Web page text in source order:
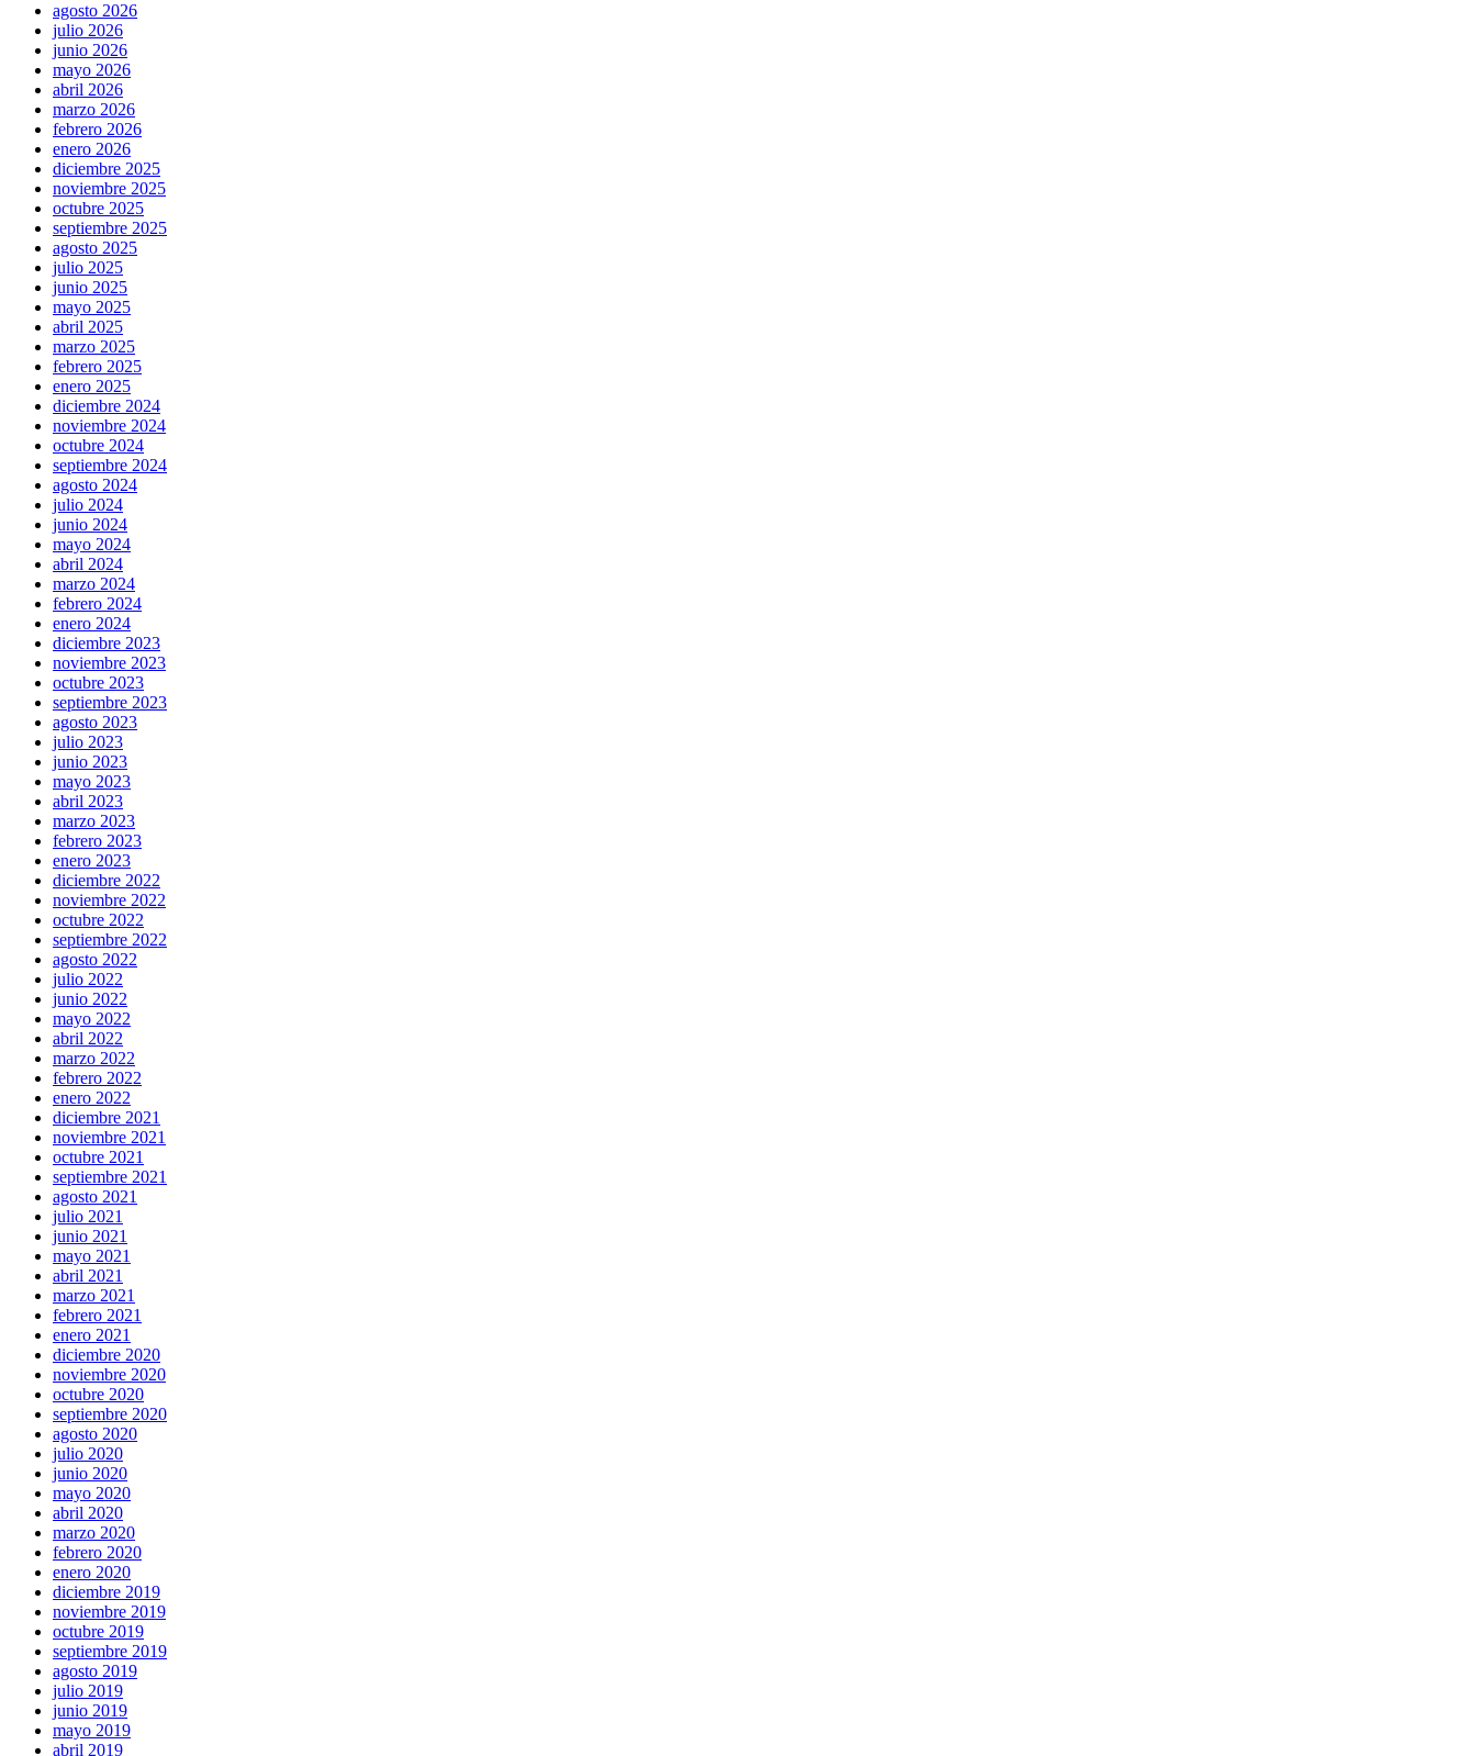
agosto 2026
julio 2026
junio 2026
mayo 2026
abril 2026
marzo 2026
febrero 2026
enero 2026
diciembre 2025
noviembre 2025
octubre 2025
septiembre 2025
agosto 2025
julio 2025
junio 2025
mayo 2025
abril 2025
marzo 2025
febrero 2025
enero 2025
diciembre 2024
noviembre 2024
octubre 2024
septiembre 2024
agosto 2024
julio 2024
junio 2024
mayo 2024
abril 2024
marzo 2024
febrero 2024
enero 2024
diciembre 2023
noviembre 2023
octubre 2023
septiembre 2023
agosto 2023
julio 2023
junio 2023
mayo 2023
abril 2023
marzo 2023
febrero 2023
enero 2023
diciembre 2022
noviembre 2022
octubre 2022
septiembre 2022
agosto 2022
julio 2022
junio 2022
mayo 2022
abril 2022
marzo 2022
febrero 2022
enero 2022
diciembre 2021
noviembre 2021
octubre 2021
septiembre 2021
agosto 2021
julio 2021
junio 2021
mayo 2021
abril 2021
marzo 2021
febrero 2021
enero 2021
diciembre 2020
noviembre 2020
octubre 2020
septiembre 2020
agosto 2020
julio 2020
junio 2020
mayo 2020
abril 2020
marzo 2020
febrero 2020
enero 2020
diciembre 2019
noviembre 2019
octubre 2019
septiembre 2019
agosto 2019
julio 2019
junio 2019
mayo 2019
abril 2019